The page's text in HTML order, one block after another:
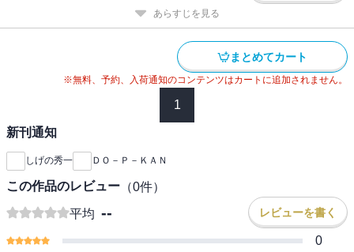
あらすじを見る
まとめてカート
※無料、予約、入荷通知のコンテンツはカートに追加されません。
1
新刊通知
しげの秀一 ＤＯ－Ｐ－ＫＡＮ
この作品のレビュー （0件）
平均 -- レビューを書く
0